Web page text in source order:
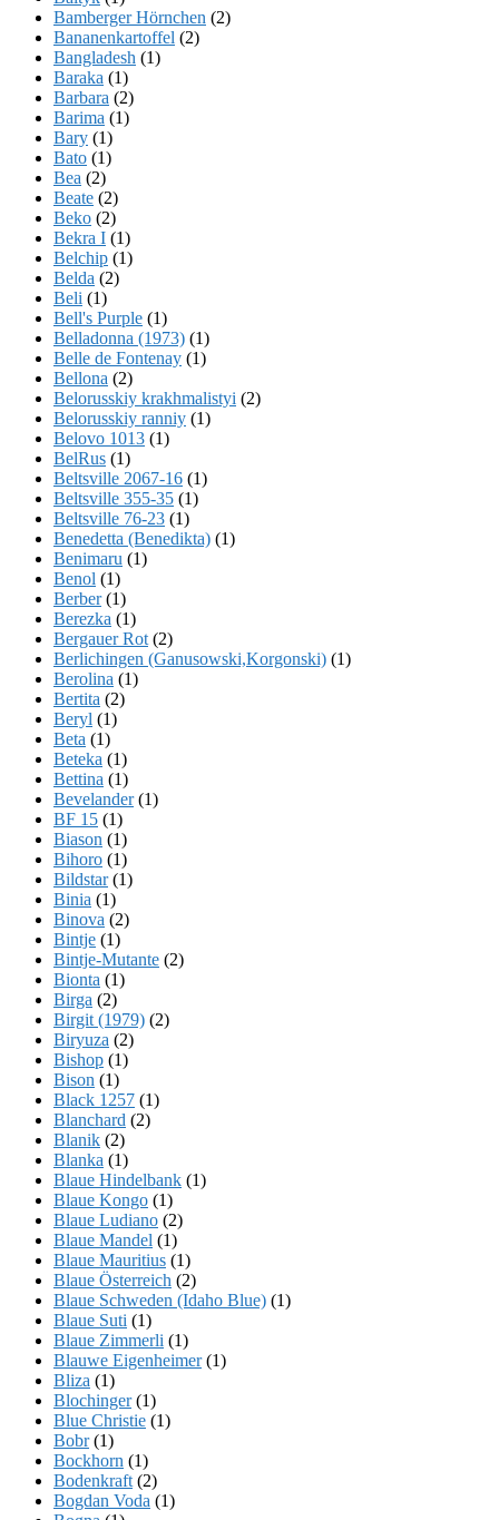
Bamberger Hörnchen (2)
Bananenkartoffel (2)
Bangladesh (1)
Baraka (1)
Barbara (2)
Barima (1)
Bary (1)
Bato (1)
Bea (2)
Beate (2)
Beko (2)
Bekra I (1)
Belchip (1)
Belda (2)
Beli (1)
Bell's Purple (1)
Belladonna (1973) (1)
Belle de Fontenay (1)
Bellona (2)
Belorusskiy krakhmalistyi (2)
Belorusskiy ranniy (1)
Belovo 1013 (1)
BelRus (1)
Beltsville 2067-16 (1)
Beltsville 355-35 (1)
Beltsville 76-23 (1)
Benedetta (Benedikta) (1)
Benimaru (1)
Benol (1)
Berber(1)
Berezka (1)
Bergauer Rot (2)
Berlichingen (Ganusowski,Korgonski) (1)
Berolina (1)
Bertita (2)
Beryl (1)
Beta (1)
Beteka (1)
Bettina (1)
Bevelander(1)
BF 15 (1)
Biason (1)
Bihoro (1)
Bildstar(1)
Binia (1)
Binova (2)
Bintje (1)
Bintje-Mutante (2)
Bionta (1)
Birga (2)
Birgit (1979) (2)
Biryuza (2)
Bishop (1)
Bison (1)
Black 1257 (1)
Blanchard (2)
Blanik (2)
Blanka (1)
Blaue Hindelbank (1)
Blaue Kongo (1)
Blaue Ludiano (2)
Blaue Mandel (1)
Blaue Mauritius (1)
Blaue Österreich (2)
Blaue Schweden (Idaho Blue) (1)
Blaue Suti (1)
Blaue Zimmerli (1)
Blauwe Eigenheimer(1)
Bliza (1)
Blochinger(1)
Blue Christie (1)
Bobr(1)
Bockhorn (1)
Bodenkraft (2)
Bogdan Voda (1)